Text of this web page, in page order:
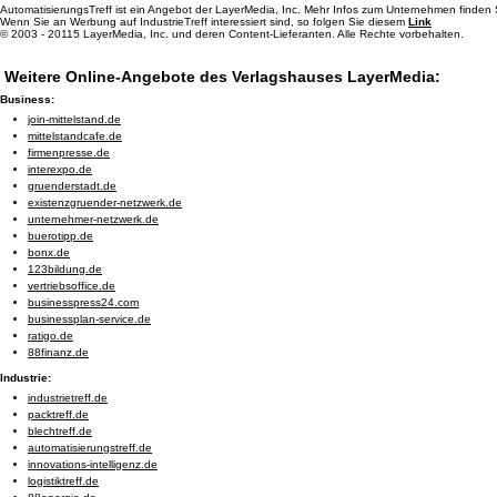
AutomatisierungsTreff ist ein Angebot der LayerMedia, Inc. Mehr Infos zum Unternehmen finden
Wenn Sie an Werbung auf IndustrieTreff interessiert sind, so folgen Sie diesem Link
© 2003 - 20115 LayerMedia, Inc. und deren Content-Lieferanten. Alle Rechte vorbehalten.
Weitere Online-Angebote des Verlagshauses LayerMedia:
Business:
join-mittelstand.de
mittelstandcafe.de
firmenpresse.de
interexpo.de
gruenderstadt.de
existenzgruender-netzwerk.de
unternehmer-netzwerk.de
buerotipp.de
bonx.de
123bildung.de
vertriebsoffice.de
businesspress24.com
businessplan-service.de
ratigo.de
88finanz.de
Industrie:
industrietreff.de
packtreff.de
blechtreff.de
automatisierungstreff.de
innovations-intelligenz.de
logistiktreff.de